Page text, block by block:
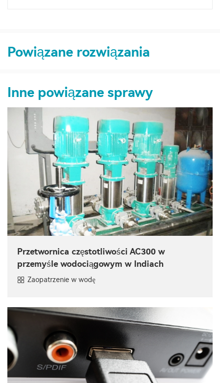
Powiązane rozwiązania
Inne powiązane sprawy
Przetwornica częstotliwości AC300 w
przemyśle wodociągowym w Indiach
Zaopatrzenie w wodę